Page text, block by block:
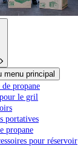
menu principal
de propane
le gril
portatives
propane
pour réservoir